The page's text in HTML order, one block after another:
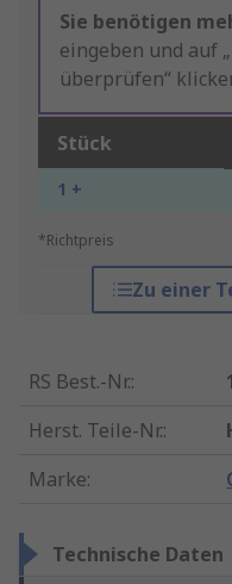
Sie benötigen
eingeben und auf
überprüfen“
Stück
1 +
*Richtpreis
Zu einer
RS Best.-Nr.:
Herst. Teile-Nr.:
Marke:
Technische Daten